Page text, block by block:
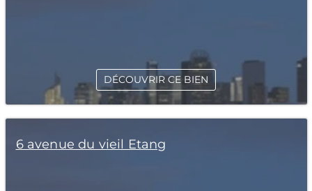
DÉCOUVRIR CE BIEN
6 avenue du vieil Etang